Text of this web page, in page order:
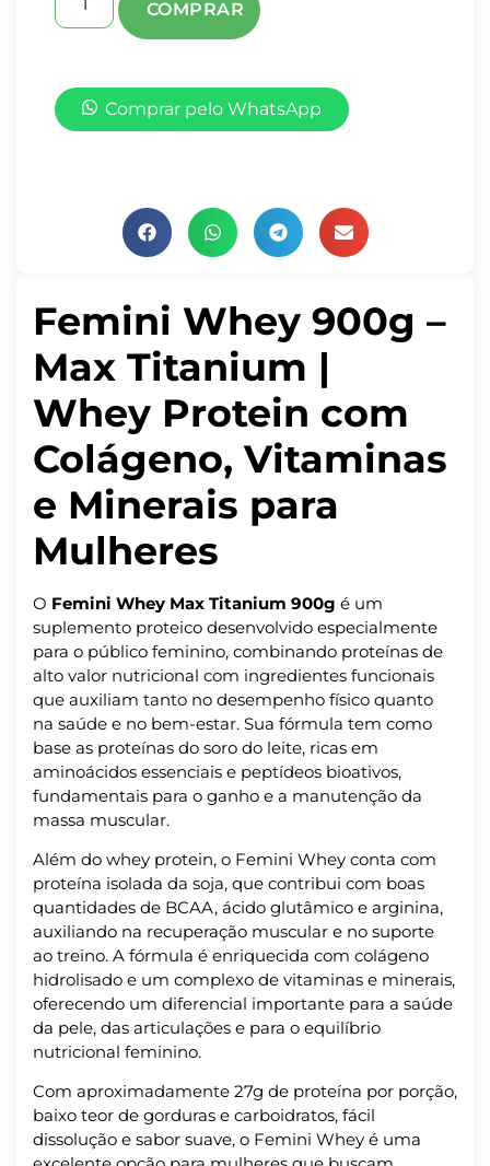
Femini Whey 900g –
Max Titanium |
Whey Protein com
Colágeno, Vitaminas
e Minerais para
Mulheres
O Femini Whey Max Titanium 900g é um
suplemento proteico desenvolvido especialmente
para o público feminino, combinando proteínas de
alto valor nutricional com ingredientes funcionais
que auxiliam tanto no desempenho físico quanto
na saúde e no bem-estar. Sua fórmula tem como
base as proteínas do soro do leite, ricas em
aminoácidos essenciais e peptídeos bioativos,
fundamentais para o ganho e a manutenção da
massa muscular.
Além do whey protein, o Femini Whey conta com
proteína isolada da soja, que contribui com boas
quantidades de BCAA, ácido glutâmico e arginina,
auxiliando na recuperação muscular e no suporte
ao treino. A fórmula é enriquecida com colágeno
hidrolisado e um complexo de vitaminas e minerais,
oferecendo um diferencial importante para a saúde
da pele, das articulações e para o equilíbrio
nutricional feminino.
Com aproximadamente 27g de proteína por porção,
baixo teor de gorduras e carboidratos, fácil
dissolução e sabor suave, o Femini Whey é uma
Comprar pelo WhatsApp